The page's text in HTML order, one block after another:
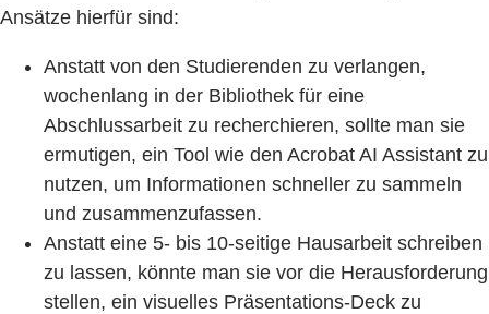
Ansätze hierfür sind:
Anstatt von den Studierenden zu verlangen,
wochenlang in der Bibliothek für eine
Abschlussarbeit zu recherchieren, sollte man sie
ermutigen, ein Tool wie den Acrobat AI Assistant zu
nutzen, um Informationen schneller zu sammeln
und zusammenzufassen.
Anstatt eine 5- bis 10-seitige Hausarbeit schreiben
zu lassen, könnte man sie vor die Herausforderung
stellen, ein visuelles Präsentations-Deck zu